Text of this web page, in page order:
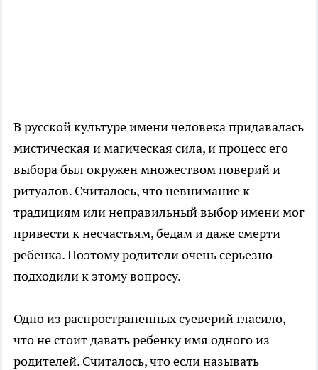
В русской культуре имени человека придавалась
мистическая и магическая сила, и процесс его
выбора был окружен множеством поверий и
ритуалов. Считалось, что невнимание к
традициям или неправильный выбор имени мог
привести к несчастьям, бедам и даже смерти
ребенка. Поэтому родители очень серьезно
подходили к этому вопросу.
Одно из распространенных суеверий гласило,
что не стоит давать ребенку имя одного из
родителей. Считалось, что если называть